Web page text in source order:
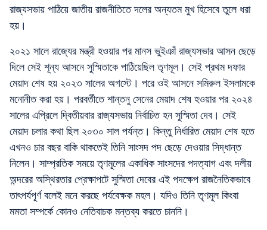
রাজ্যসভায় পাঠিয়ে জাতীয় রাজনীতিতে দলের অন্যতম মুখ হিসেবে তুলে ধরা
হয়।
২০২১ সালে রাজ্যের মন্ত্রী হওয়ার পর মানস ভুইঞাঁ রাজ্যসভার আসন ছেড়ে
দিলে সেই শূন্য আসনে সুস্মিতাকে পাঠিয়েছিল তৃণমূল। সেই প্রথম দফার
মেয়াদ শেষ হয় ২০২৩ সালের অগস্টে। পরে ওই আসনে সমিরুল ইসলামকে
মনোনীত করা হয়। পরবর্তীতে শান্তনু সেনের মেয়াদ শেষ হওয়ার পর ২০২৪
সালের এপ্রিলে দ্বিতীয়বার রাজ্যসভায় নির্বাচিত হন সুস্মিতা দেব। সেই
মেয়াদ চলার কথা ছিল ২০৩০ সাল পর্যন্ত। কিন্তু নির্ধারিত মেয়াদ শেষ হতে
এখনও চার বছর বাকি থাকতেই তিনি সাংসদ পদ ছেড়ে দেওয়ার সিদ্ধান্ত
নিলেন। সাম্প্রতিক সময়ে তৃণমূলের একাধিক সাংসদের পদত্যাগ এবং দলীয়
অন্দরের অস্থিরতার প্রেক্ষাপটে সুস্মিতা দেবের এই পদক্ষেপ রাজনৈতিকভাবে
তাৎপর্যপূর্ণ বলেই মনে করছে পর্যবেক্ষক মহল। যদিও তিনি তৃণমূল কিংবা
মমতা সম্পর্কে কোনও নেতিবাচক মন্তব্য করতে চাননি।